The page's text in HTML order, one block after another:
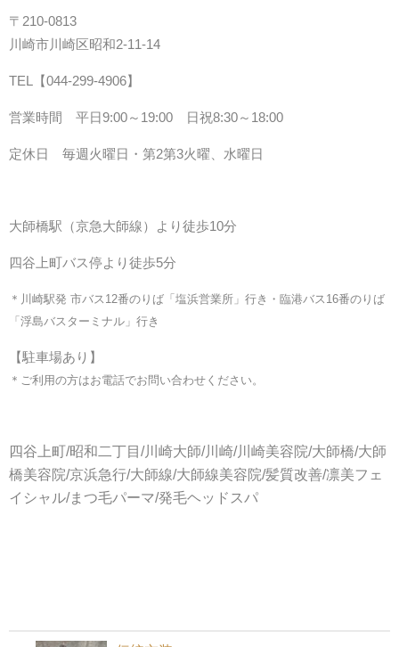
〒210-0813
川崎市川崎区昭和2-11-14
TEL【044-299-4906】
営業時間 平日9:00～19:00 日祝8:30～18:00
定休日 毎週火曜日・第2第3火曜、水曜日
大師橋駅（京急大師線）より徒歩10分
四谷上町バス停より徒歩5分
＊川崎駅発 市バス12番のりば「塩浜営業所」行き・臨港バス16番のりば
「浮島バスターミナル」行き
【駐車場あり】
＊ご利用の方はお電話でお問い合わせください。
四谷上町/昭和二丁目/川崎大師/川崎/川崎美容院/大師橋/大師
橋美容院/京浜急行/大師線/大師線美容院/髪質改善/凛美フェ
イシャル/まつ毛パーマ/発毛ヘッドスパ